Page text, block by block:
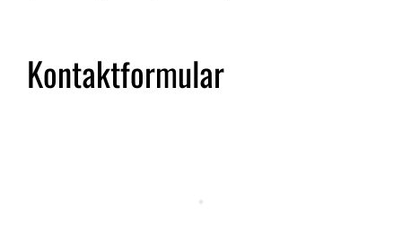
Kontaktformular